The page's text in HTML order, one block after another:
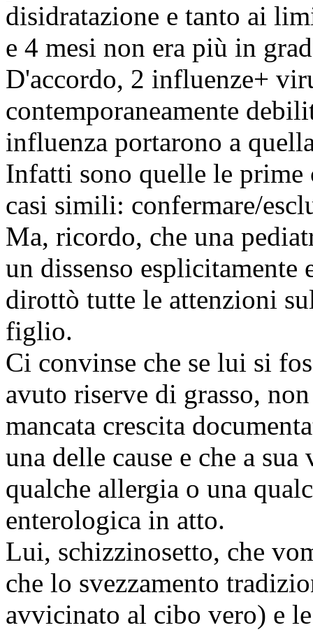
disidratazione e tanto ai
e 4 mesi non era più in
D'accordo, 2 influenze+
contemporaneamente
influenza portarono a
Infatti sono quelle le prime
casi simili: confermare/
Ma, ricordo, che una
un dissenso esplicitamente
dirottò tutte le attenzioni
figlio.
Ci convinse che se lui si
avuto riserve di grasso,
mancata crescita
una delle cause e che a
qualche allergia o una
enterologica in atto.
Lui, schizzinosetto, che
che lo svezzamento
avvicinato al cibo vero) e